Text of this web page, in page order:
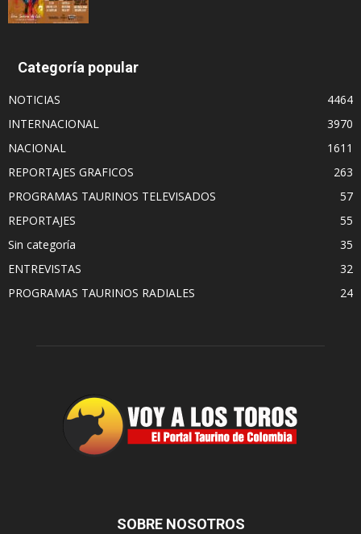
Categoría popular
NOTICIAS
4464
INTERNACIONAL
3970
NACIONAL
1611
REPORTAJES GRAFICOS
263
PROGRAMAS TAURINOS TELEVISADOS
57
REPORTAJES
55
Sin categoría
35
ENTREVISTAS
32
PROGRAMAS TAURINOS RADIALES
24
SOBRE NOSOTROS